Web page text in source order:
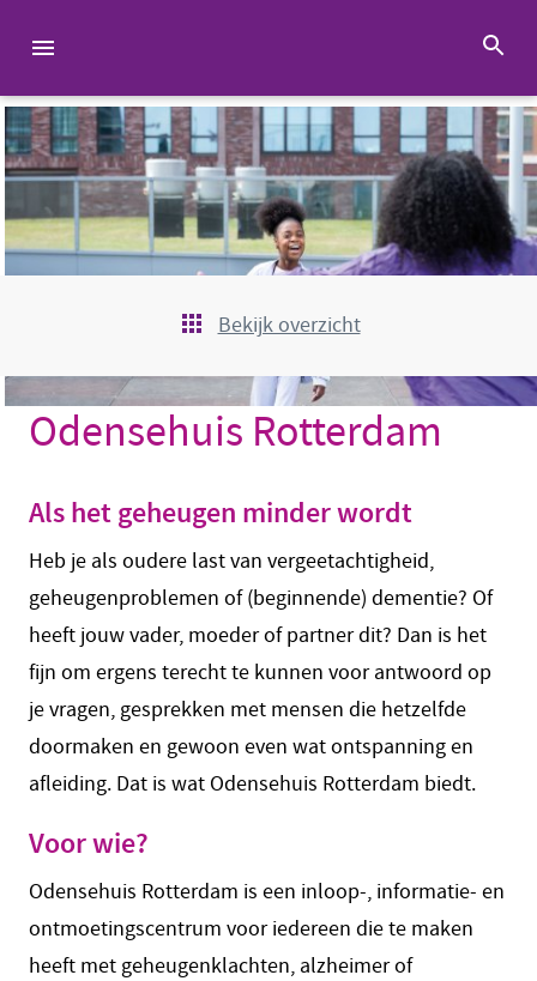
Bekijk overzicht
Odensehuis Rotterdam
Als het geheugen minder wordt
Heb je als oudere last van vergeetachtigheid,
geheugenproblemen of (beginnende) dementie? Of
heeft jouw vader, moeder of partner dit? Dan is het
fijn om ergens terecht te kunnen voor antwoord op
je vragen, gesprekken met mensen die hetzelfde
doormaken en gewoon even wat ontspanning en
afleiding. Dat is wat Odensehuis Rotterdam biedt.
Voor wie?
Odensehuis Rotterdam is een inloop-, informatie- en
ontmoetingscentrum voor iedereen die te maken
heeft met geheugenklachten, alzheimer of